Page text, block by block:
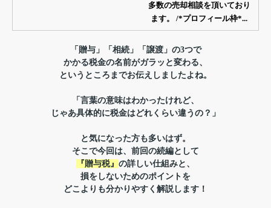
多数の売却相談を頂いており
ます。 /*プロフィール枠*...
「贈与」「相続」「譲渡」の3つで
かかる税金の名前がガラッと変わる、
というところまでお伝えしましたよね。
「言葉の意味はわかったけれど、
じゃあ具体的に税金はどれくらい違うの？」
と気になった方も多いはず。
そこで今回は、前回の続編として
『贈与税』 の詳しい仕組みと、
損をしないためのポイントを
どこよりも分かりやすく解説します！